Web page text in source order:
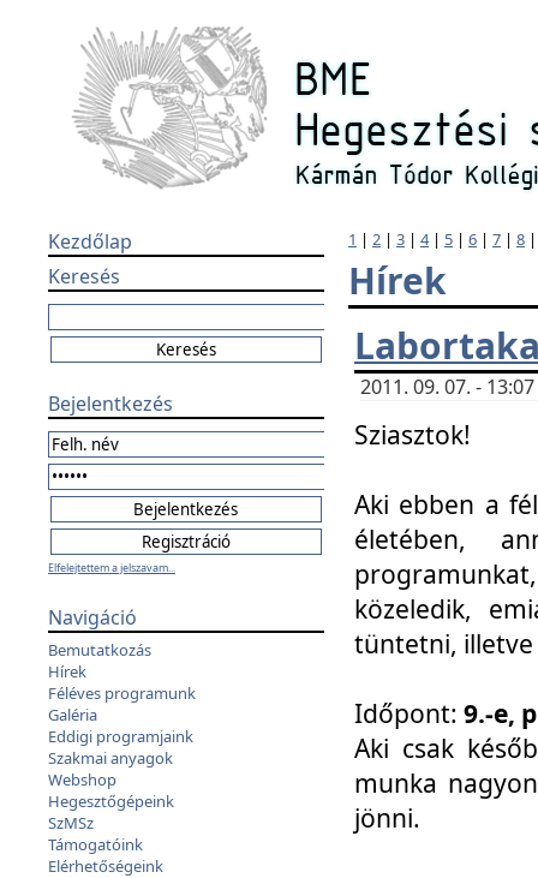
Kezdőlap
Keresés
Bejelentkezés
Elfelejtettem a jelszavam...
Navigáció
Bemutatkozás
Hírek
Féléves programunk
Galéria
Eddigi programjaink
Szakmai anyagok
Webshop
Hegesztőgépeink
SzMSz
Támogatóink
Elérhetőségeink
1 | 2 | 3 | 4| 5 | 6 | 7 | 8
Hírek
2011. 09. 07. -
Sziasztok!
Aki ebben a
életében,
közeledik,
tüntetni, illetve
Időpont: 9.-e,
Aki csak
munka
jönni.